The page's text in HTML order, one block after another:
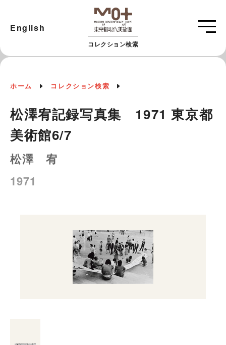
コレクション検索
English
ホーム コレクション検索
松澤宥記録写真集 1971 東京都
美術館6/7
松澤 宥
1971